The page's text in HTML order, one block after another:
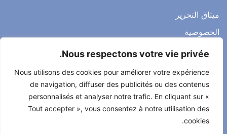
Nous respectons votre vie privée.
Nous utilisons des cookies pour améliorer votre expérience
de navigation, diffuser des publicités ou des contenus
personnalisés et analyser notre trafic. En cliquant sur «
Tout accepter », vous consentez à notre utilisation des
cookies.
القائمة
ميثاق التحرير
الخصوصية
الاشعار القانوني
شروط الاستخدام العامة
اتصل بنا